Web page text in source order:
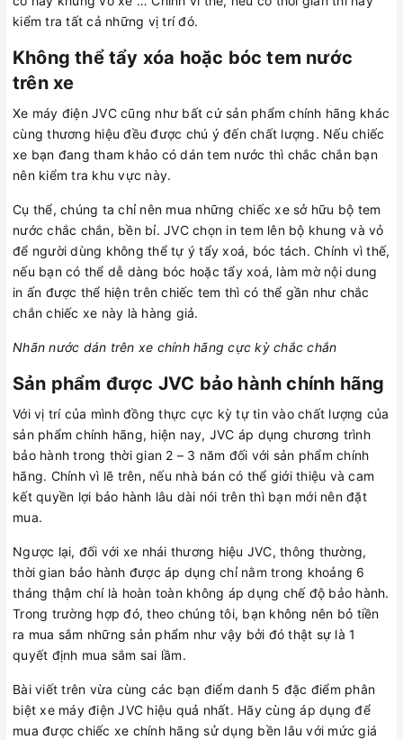
kiểm tra tất cả những vị trí đó.
Không thể tẩy xóa hoặc bóc tem nước
trên xe
Xe máy điện JVC cũng như bất cứ sản phẩm chính hãng khác
cùng thương hiệu đều được chú ý đến chất lượng. Nếu chiếc
xe bạn đang tham khảo có dán tem nước thì chắc chắn bạn
nên kiểm tra khu vực này.
Cụ thể, chúng ta chỉ nên mua những chiếc xe sở hữu bộ tem
nước chắc chắn, bền bỉ. JVC chọn in tem lên bộ khung và vỏ
để người dùng không thể tự ý tẩy xoá, bóc tách. Chính vì thế,
nếu bạn có thể dễ dàng bóc hoặc tẩy xoá, làm mờ nội dung
in ấn được thể hiện trên chiếc tem thì có thể gần như chắc
chắn chiếc xe này là hàng giả.
Nhãn nước dán trên xe chính hãng cực kỳ chắc chắn
Sản phẩm được JVC bảo hành chính hãng
Với vị trí của mình đồng thực cực kỳ tự tin vào chất lượng của
sản phẩm chính hãng, hiện nay, JVC áp dụng chương trình
bảo hành trong thời gian 2 – 3 năm đối với sản phẩm chính
hãng. Chính vì lẽ trên, nếu nhà bán có thể giới thiệu và cam
kết quyền lợi bảo hành lâu dài nói trên thì bạn mới nên đặt
mua.
Ngược lại, đối với xe nhái thương hiệu JVC, thông thường,
thời gian bảo hành được áp dụng chỉ nằm trong khoảng 6
tháng thậm chí là hoàn toàn không áp dụng chế độ bảo hành.
Trong trường hợp đó, theo chúng tôi, bạn không nên bỏ tiền
ra mua sắm những sản phẩm như vậy bởi đó thật sự là 1
quyết định mua sắm sai lầm.
Bài viết trên vừa cùng các bạn điểm danh 5 đặc điểm phân
biệt xe máy điện JVC hiệu quả nhất. Hãy cùng áp dụng để
mua được chiếc xe chính hãng sử dụng bền lâu với mức giá